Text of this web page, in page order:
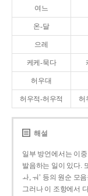
여느
온-달
으레
케케-묵다
허우대
허우적-허우적 허
해설
일부 방언에서는 이
발음하는 일이 있다.
ㅘ, ㅝ’ 등의 원순 모
그러나 이 조항에서